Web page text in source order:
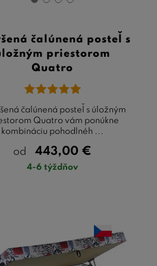
čalúnená posteľ s
priestorom
Quatro
čalúnená posteľ s úložným
Quatro vám ponúkne
kombináciu pohodlnéh ...
od 443,00 €
4-6 týždňov